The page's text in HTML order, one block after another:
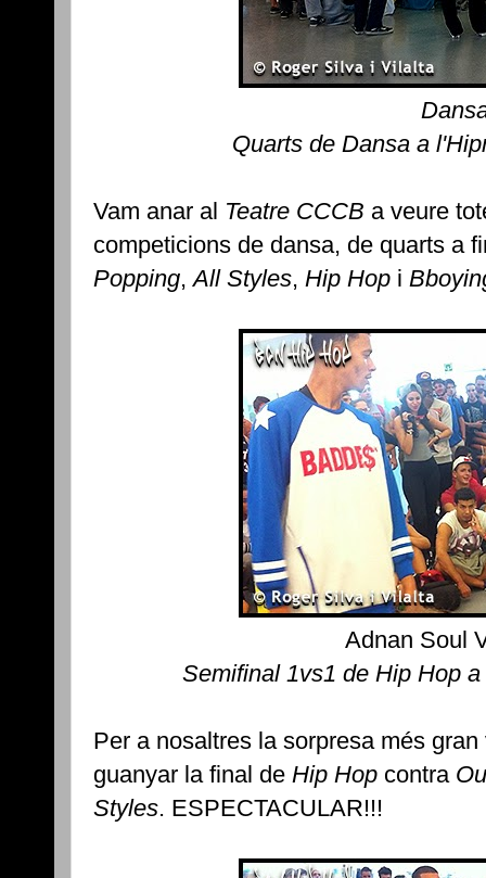
Quarts de Dansa a
Vam anar al Teatre CCCB a veure
competicions de dansa, de quarts a
Popping,All Styles, Hip Hop i
Adnan Soul
Semifinal 1vs1 de Hip Hop
Per a nosaltres la sorpresa més
guanyar la final de Hip Hop contra
Styles. ESPECTACULAR!!!